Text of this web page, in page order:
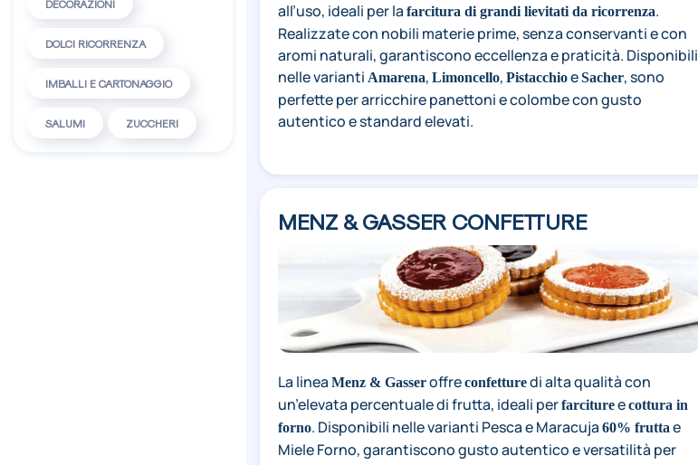
DECORAZIONI
DOLCI RICORRENZA
IMBALLI E CARTONAGGIO
SALUMI ZUCCHERI
all’uso, ideali per la farcitura di grandi lievitati da ricorrenza.
Realizzate con nobili materie prime, senza conservanti e con
aromi naturali, garantiscono eccellenza e praticità. Disponibili
nelle varianti Amarena, Limoncello, PistacchioeSacher, sono
perfette per arricchire panettoni e colombe con gusto
autentico e standard elevati.
MENZ & GASSER CONFETTURE
La linea Menz & Gasseroffreconfetturedi alta qualità con
un’elevata percentuale di frutta, ideali perfarcitureecottura in
forno. Disponibili nelle varianti Pesca e Maracuja 60% fruttae
Miele Forno, garantiscono gusto autentico e versatilità per